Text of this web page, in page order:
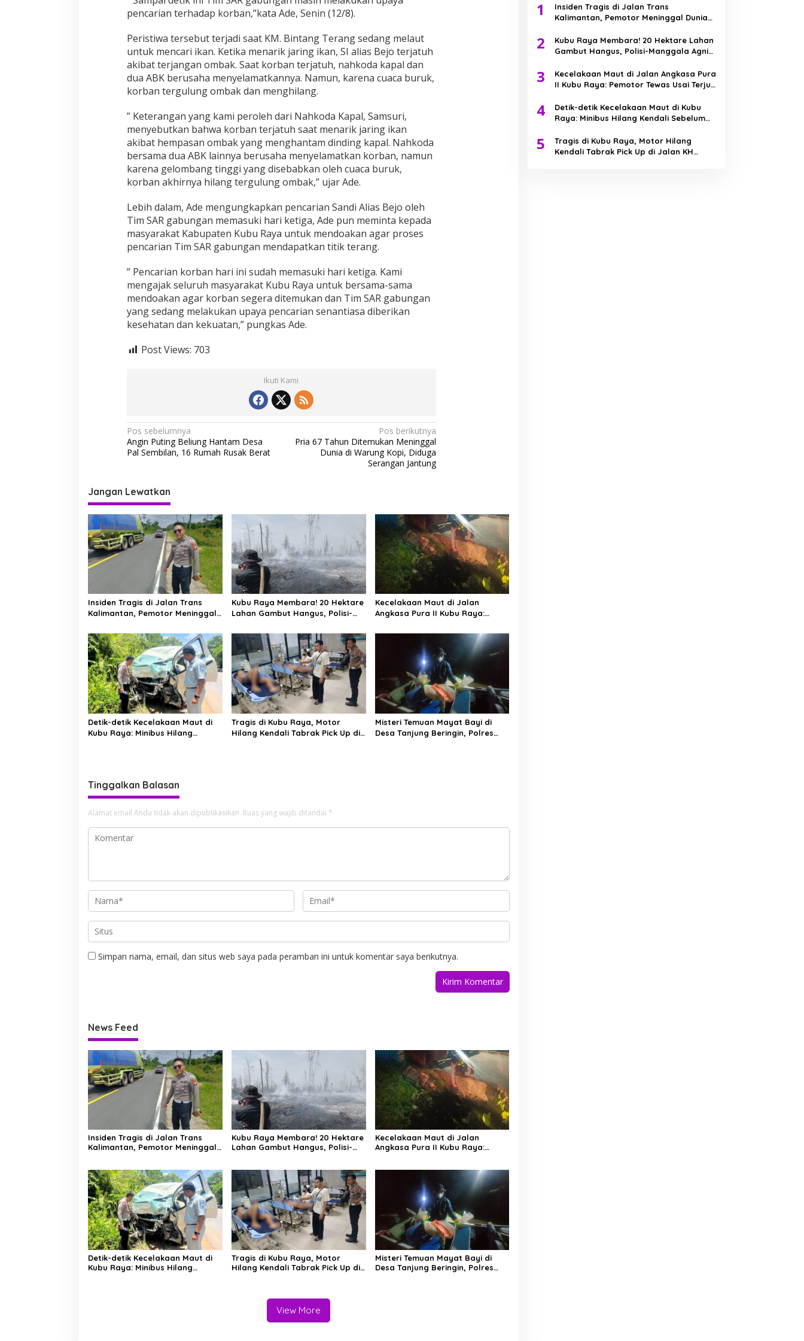
k
a
pencarian terhadap korban,”kata Ade, Senin (12/8).
Peristiwa tersebut terjadi saat KM. Bintang Terang sedang melaut
untuk mencari ikan. Ketika menarik jaring ikan, SI alias Bejo terjatuh
akibat terjangan ombak. Saat korban terjatuh, nahkoda kapal dan
dua ABK berusaha menyelamatkannya. Namun, karena cuaca buruk,
korban tergulung ombak dan menghilang.
” Keterangan yang kami peroleh dari Nahkoda Kapal, Samsuri,
menyebutkan bahwa korban terjatuh saat menarik jaring ikan
akibat hempasan ombak yang menghantam dinding kapal. Nahkoda
bersama dua ABK lainnya berusaha menyelamatkan korban, namun
karena gelombang tinggi yang disebabkan oleh cuaca buruk,
korban akhirnya hilang tergulung ombak,” ujar Ade.
Lebih dalam, Ade mengungkapkan pencarian Sandi Alias Bejo oleh
Tim SAR gabungan memasuki hari ketiga, Ade pun meminta kepada
masyarakat Kabupaten Kubu Raya untuk mendoakan agar proses
pencarian Tim SAR gabungan mendapatkan titik terang.
” Pencarian korban hari ini sudah memasuki hari ketiga. Kami
mengajak seluruh masyarakat Kubu Raya untuk bersama-sama
mendoakan agar korban segera ditemukan dan Tim SAR gabungan
yang sedang melakukan upaya pencarian senantiasa diberikan
kesehatan dan kekuatan,” pungkas Ade.
Post Views: 703
Ikuti Kami
N
a
i
g
a
s
i
s
Pos sebelumnya
Angin Puting Beliung Hantam Desa
Pal Sembilan, 16 Rumah Rusak Berat
Pos berikutnya
Pria 67 Tahun Ditemukan Meninggal
Dunia di Warung Kopi, Diduga
Serangan Jantung
Jangan Lewatkan
Insiden Tragis di Jalan Trans
Kalimantan, Pemotor Meninggal
Kubu Raya Membara! 20 Hektare
Lahan Gambut Hangus, Polisi-
Jinakkan Api
Kecelakaan Maut di Jalan
Angkasa Pura II Kubu Raya:
Parit
Detik-detik Kecelakaan Maut di
Kubu Raya: Minibus Hilang
Tragis di Kubu Raya, Motor
Hilang Kendali Tabrak Pick Up di
Misteri Temuan Mayat Bayi di
Desa Tanjung Beringin, Polres
Tinggalkan Balasan
Alamat email Anda tidak akan dipublikasikan. Ruas yang wajib ditandai *
Simpan nama, email, dan situs web saya pada peramban ini untuk komentar saya berikutnya.
News Feed
Insiden Tragis di Jalan Trans
Kalimantan, Pemotor Meninggal
Kubu Raya Membara! 20 Hektare
Lahan Gambut Hangus, Polisi-
Kecelakaan Maut di Jalan
Angkasa Pura II Kubu Raya:
Detik-detik Kecelakaan Maut di
Kubu Raya: Minibus Hilang
Tragis di Kubu Raya, Motor
Hilang Kendali Tabrak Pick Up di
Misteri Temuan Mayat Bayi di
Desa Tanjung Beringin, Polres
View More
1
Insiden Tragis di Jalan Trans
Kalimantan, Pemotor Meninggal Dunia
2
Kubu Raya Membara! 20 Hektare Lahan
Gambut Hangus, Polisi-Manggala Agni
3
Kecelakaan Maut di Jalan Angkasa Pura
II Kubu Raya: Pemotor Tewas Usai Terjun
4
Detik-detik Kecelakaan Maut di Kubu
Raya: Minibus Hilang Kendali Sebelum
5
Tragis di Kubu Raya, Motor Hilang
Kendali Tabrak Pick Up di Jalan KH